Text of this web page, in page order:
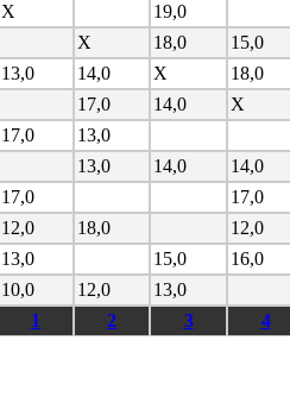
X 19,0
X 18,0 15,0
13,0 14,0 X 18,0
17,0 14,0 X
17,0 13,0
13,0 14,0 14,0
17,0 17,0
12,0 18,0 12,0
13,0 15,0 16,0
10,0 12,0 13,0
1 2 3 4